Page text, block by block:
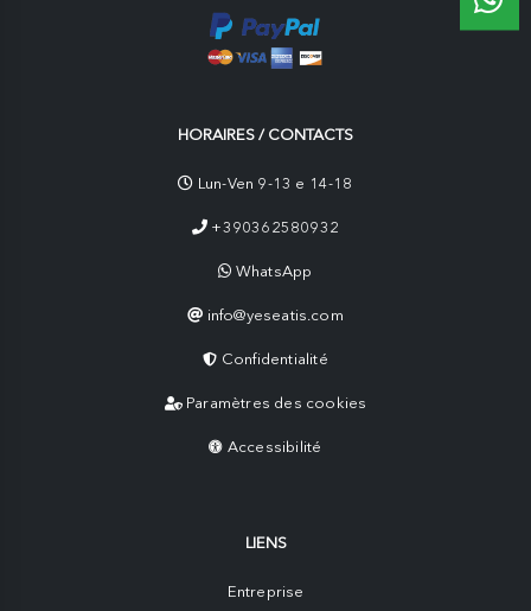
HORAIRES / CONTACTS
Lun-Ven 9-13 e 14-18
+390362580932
WhatsApp
info@yeseatis.com
Confidentialité
Paramètres des cookies
Accessibilité
LIENS
Entreprise